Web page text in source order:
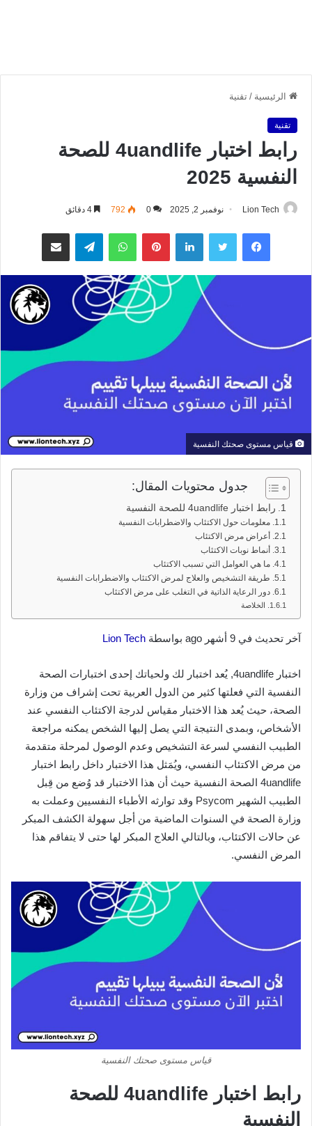
الرئيسية / تقنية
تقنية
رابط اختبار 4uandlife للصحة
النفسية 2025
Lion Tech نوفمبر 2, 2025 0
792
فيسبوك تويتر لينكدإن بينتيريستواتساب تيلقرام مشاركة عبر البريد
قياس مستوى صحتك النفسية
جدول محتويات المقال:
رابط اختبار 4uandlife للصحة النفسية
معلومات حول الاكتئاب والاضطرابات النفسية
أعراض مرض الاكتئاب
أنماط نوبات الاكتئاب
ما هي العوامل التي تسبب الاكتئاب
طريقة التشخيص والعلاج لمرض الاكتئاب والاضطرابات النفسية
دور الرعاية الذاتية في التغلب على مرض الاكتئاب
الخلاصة
آخر تحديث في 9 أشهر ago بواسطة Lion Tech
اختبار 4uandlife, يُعد اختبار لك ولحياتك إحدى اختبارات الصحة
النفسية التي فعلتها كثير من الدول العربية تحت إشراف من وزارة
الصحة، حيث يُعد هذا الاختبار مقياس لدرجة الاكتئاب النفسي عند
الأشخاص، وبمدى النتيجة التي يصل إليها الشخص يمكنه مراجعة
الطبيب النفسي لسرعة التشخيص وعدم الوصول لمرحلة متقدمة
من مرض الاكتئاب النفسي، ويُمَثل هذا الاختبار داخل رابط اختبار
4uandlife الصحة النفسية حيث أن هذا الاختبار قد وُضع من قِبل
الطبيب الشهير Psycom وقد توارثه الأطباء النفسيين وعملت به
وزارة الصحة في السنوات الماضية من أجل سهولة الكشف المبكر
عن حالات الاكتئاب، وبالتالي العلاج المبكر لها حتى لا يتفاقم هذا
المرض النفسي.
قياس مستوى صحتك النفسية
رابط اختبار 4uandlife للصحة
النفسية